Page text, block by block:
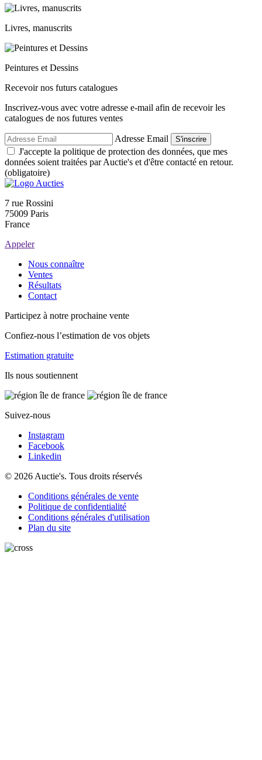
Livres, manuscrits
Peintures et Dessins
Recevoir nos futurs catalogues
Inscrivez-vous avec votre adresse e-mail afin de recevoir les
catalogues de nos futures ventes
Adresse Email S'inscrire
J'accepte la politique de protection des données, que mes
données soient traitées par Auctie's et d'être contacté en retour.
(obligatoire)
7 rue Rossini
75009 Paris
France
Appeler
Nous connaître
Ventes
Résultats
Contact
Participez à notre prochaine vente
Confiez-nous l’estimation de vos objets
Estimation gratuite
Ils nous soutiennent
Suivez-nous
Instagram
Facebook
Linkedin
© 2026 Auctie's. Tous droits réservés
Conditions générales de vente
Politique de confidentialité
Conditions générales d'utilisation
Plan du site